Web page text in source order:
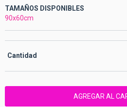
TAMAÑOS DISPONIBLES
90x60cm
Cantidad